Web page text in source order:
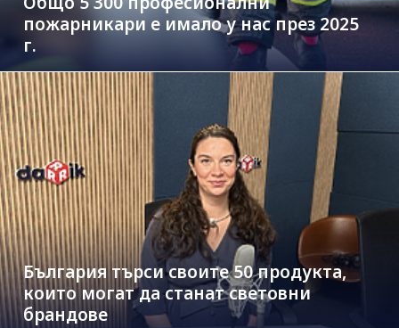
пожарникари е имало у нас през 2025
г.
България търси своите 50 продукта,
които могат да станат световни
брандове